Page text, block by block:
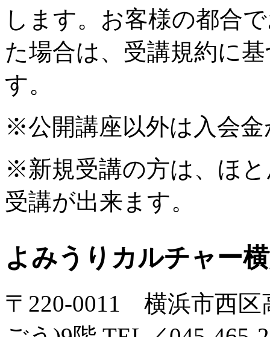
します。お客様の都合
た場合は、受講規約に
す。
※公開講座以外は入会
※新規受講の方は、ほ
受講が出来ます。
よみうりカルチャー
〒220-0011 横浜市西区